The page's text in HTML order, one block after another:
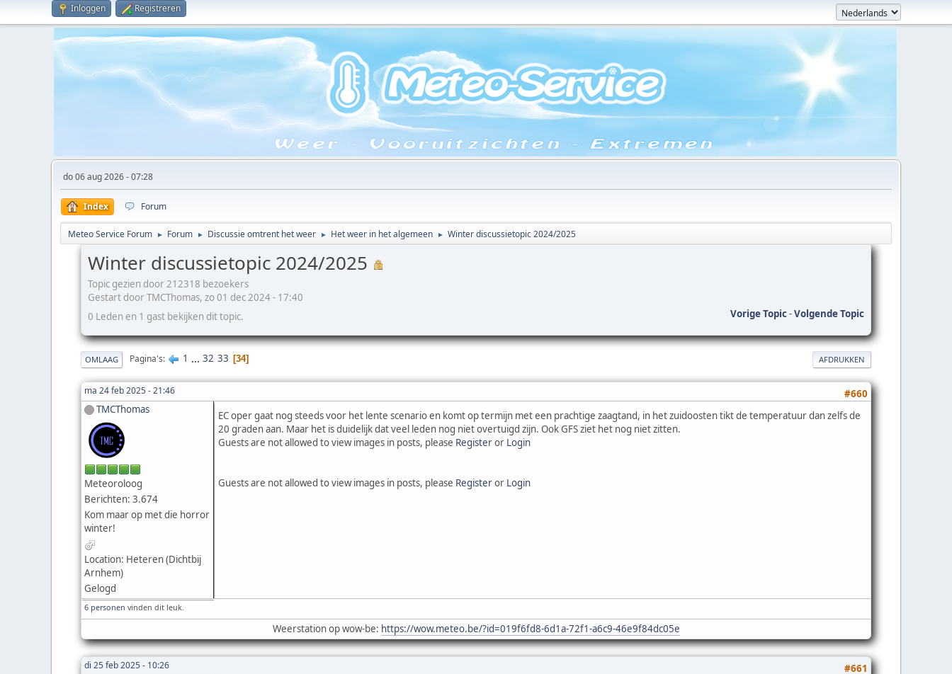
Inloggen Registreren
do 06 aug 2026 - 07:28
Index Forum
Meteo Service Forum ► Forum ► Discussie omtrent het weer ► Het weer in het algemeen ► Winter discussietopic 2024/2025
Winter discussietopic 2024/2025
Topic gezien door 212318 bezoekers
Gestart door TMCThomas, zo 01 dec 2024 - 17:40
Vorige Topic-Volgende Topic
0 Leden en 1 gast bekijken dit topic.
AFDRUKKEN
OMLAAG Pagina's 1 ... 32 33 34
ma 24 feb 2025 - 21:46
#660
TMCThomas
Meteoroloog
Berichten: 3.674
Kom maar op met die horror
winter!
Location: Heteren (Dichtbij
Arnhem)
Gelogd
EC oper gaat nog steeds voor het lente scenario en komt op termijn met een prachtige zaagtand, in het zuidoosten tikt de temperatuur dan zelfs de
20 graden aan. Maar het is duidelijk dat veel leden nog niet overtuigd zijn. Ook GFS ziet het nog niet zitten.
Guests are not allowed to view images in posts, please Registeror Login
Guests are not allowed to view images in posts, please Registeror Login
6 personen vinden dit leuk.
Weerstation op wow-be: https://wow.meteo.be/?id=019f6fd8-6d1a-72f1-a6c9-46e9f84dc05e
di 25 feb 2025 - 10:26
#661